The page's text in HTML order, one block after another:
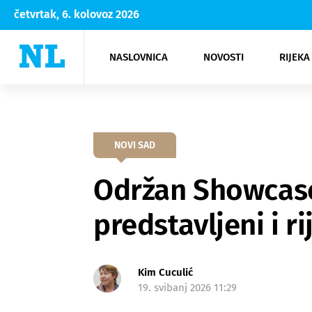
četvrtak, 6. kolovoz 2026
NASLOVNICA NOVOSTI
Rijeka Opatija
NK
Moda
Kultura
NOVI SAD
Održan
predstavljeni i
Kim Cuculić
19. svibanj 2026 11:29